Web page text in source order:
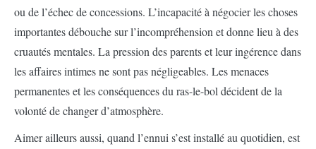
ou de l’échec de concessions. L’incapacité à négocier les choses
importantes débouche sur l’incompréhension et donne lieu à des
cruautés mentales. La pression des parents et leur ingérence dans
les affaires intimes ne sont pas négligeables. Les menaces
permanentes et les conséquences du ras-le-bol décident de la
volonté de changer d’atmosphère.
Aimer ailleurs aussi, quand l’ennui s’est installé au quotidien, est